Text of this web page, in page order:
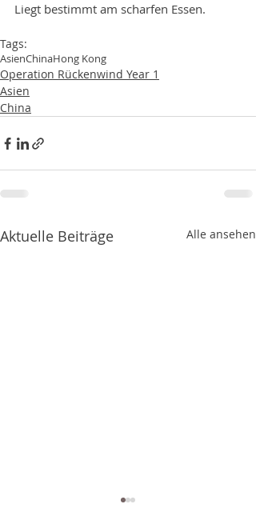
Liegt bestimmt am scharfen Essen.
Tags:
AsienChinaHong Kong
Operation Rückenwind Year 1
Asien
China
Aktuelle Beiträge Alle ansehen